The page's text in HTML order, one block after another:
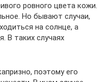
ровного цвета кожи.
Но бывают случаи,
на солнце, а
В таких случаях
поэтому его